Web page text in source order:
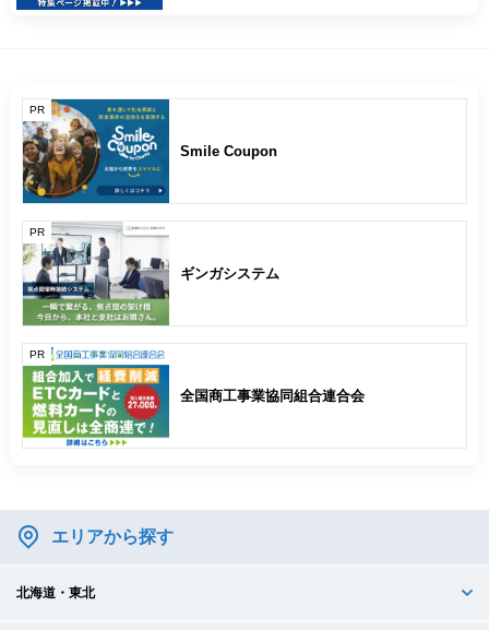
PR
Smile Coupon
PR
ギンガシステム
PR
全国商工事業協同組合連合会
エリアから探す
北海道・東北